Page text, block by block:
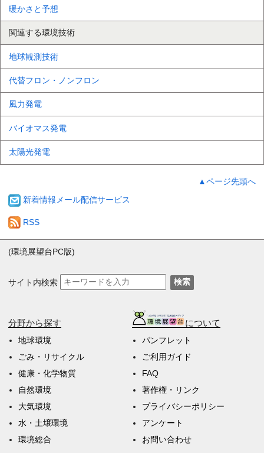
暖かさと予想
関連する環境技術
地球観測技術
代替フロン・ノンフロン
風力発電
バイオマス発電
太陽光発電
▲ページ先頭へ
新着情報メール配信サービス
RSS
(環境展望台PC版)
サイト内検索 検索
分野から探す
地球環境
ごみ・リサイクル
健康・化学物質
自然環境
大気環境
水・土壌環境
環境総合
について
パンフレット
ご利用ガイド
FAQ
著作権・リンク
プライバシーポリシー
アンケート
お問い合わせ